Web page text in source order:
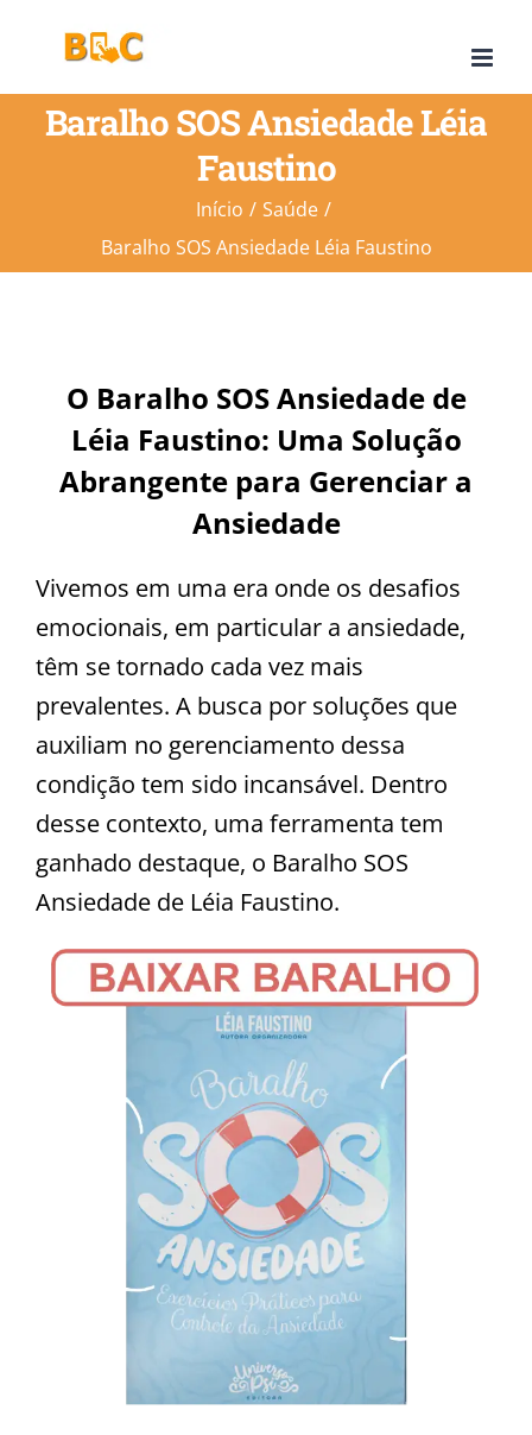
o
conteúdoBaralho SOS Ansiedade Léia
Faustino
Início
Saúde
Baralho SOS Ansiedade Léia Faustino
O Baralho SOS Ansiedade de
Léia Faustino: Uma Solução
Abrangente para Gerenciar a
Ansiedade
Vivemos em uma era onde os desafios
emocionais, em particular a ansiedade,
têm se tornado cada vez mais
prevalentes. A busca por soluções que
auxiliam no gerenciamento dessa
condição tem sido incansável. Dentro
desse contexto, uma ferramenta tem
ganhado destaque, o Baralho SOS
Ansiedade de Léia Faustino.